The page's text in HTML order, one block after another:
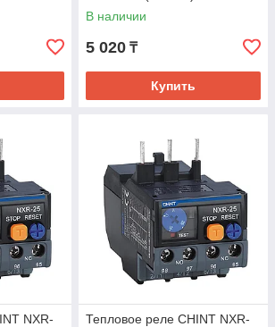
В наличии
5 020 ₸
Купить
NXR-
Тепловое реле CHINT NXR-